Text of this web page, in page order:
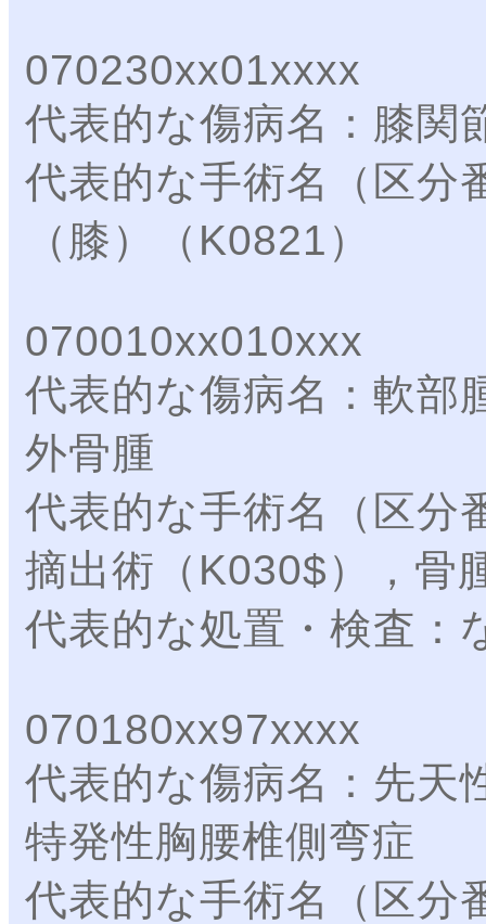
070230xx01xxxx
代表的な傷病名：膝関
代表的な手術名（区分
（膝）（K0821）
070010xx010xxx
代表的な傷病名：軟部
外骨腫
代表的な手術名（区分
摘出術（K030$），骨
代表的な処置・検査：
070180xx97xxxx
代表的な傷病名：先天
特発性胸腰椎側弯症
代表的な手術名（区分